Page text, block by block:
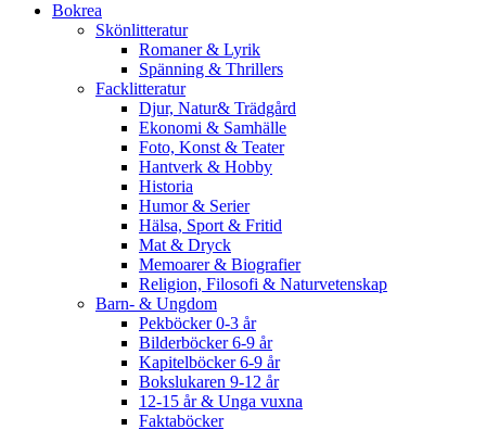
Bokrea
Skönlitteratur
Romaner & Lyrik
Spänning & Thrillers
Facklitteratur
Djur, Natur& Trädgård
Ekonomi & Samhälle
Foto, Konst & Teater
Hantverk & Hobby
Historia
Humor & Serier
Hälsa, Sport & Fritid
Mat & Dryck
Memoarer & Biografier
Religion, Filosofi & Naturvetenskap
Barn- & Ungdom
Pekböcker 0-3 år
Bilderböcker 6-9 år
Kapitelböcker 6-9 år
Bokslukaren 9-12 år
12-15 år & Unga vuxna
Faktaböcker